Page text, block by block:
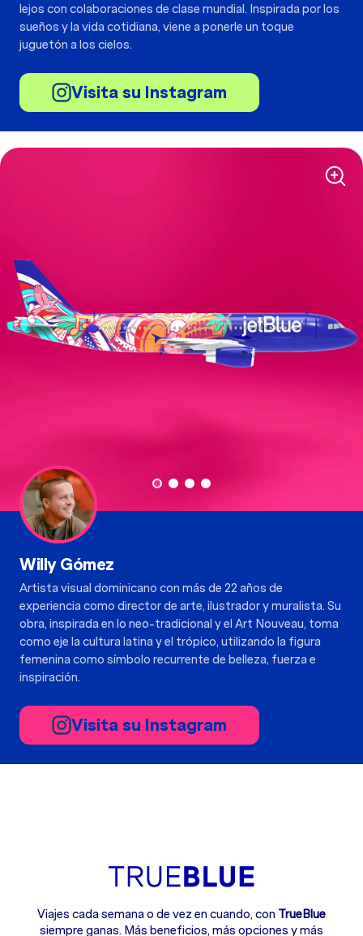
lejos con colaboraciones de clase mundial. Inspirada por los
sueños y la vida cotidiana, viene a ponerle un toque
juguetón a los cielos.
Visita su Instagram
Willy Gómez
Artista visual dominicano con más de 22 años de
experiencia como director de arte, ilustrador y muralista. Su
obra, inspirada en lo neo-tradicional y el Art Nouveau, toma
como eje la cultura latina y el trópico, utilizando la figura
femenina como símbolo recurrente de belleza, fuerza e
inspiración.
Visita su Instagram
Viajes cada semana o de vez en cuando, con TrueBlue
siempre ganas. Más beneficios, más opciones y más